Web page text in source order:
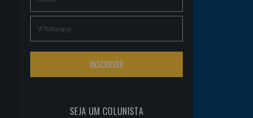
SEJA UM COLUNISTA